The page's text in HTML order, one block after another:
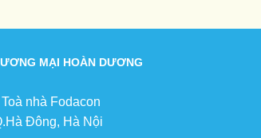
MẠI HOÀN DƯƠNG
nhà Fodacon
Đông, Hà Nội